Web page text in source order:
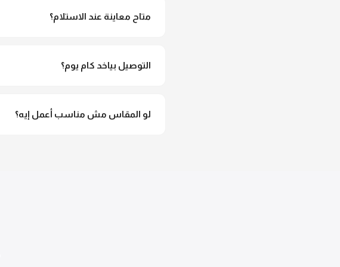
متاح معاينة عند الاستلام؟
التوصيل بياخد كام يوم؟
لو المقاس مش مناسب أعمل إيه؟